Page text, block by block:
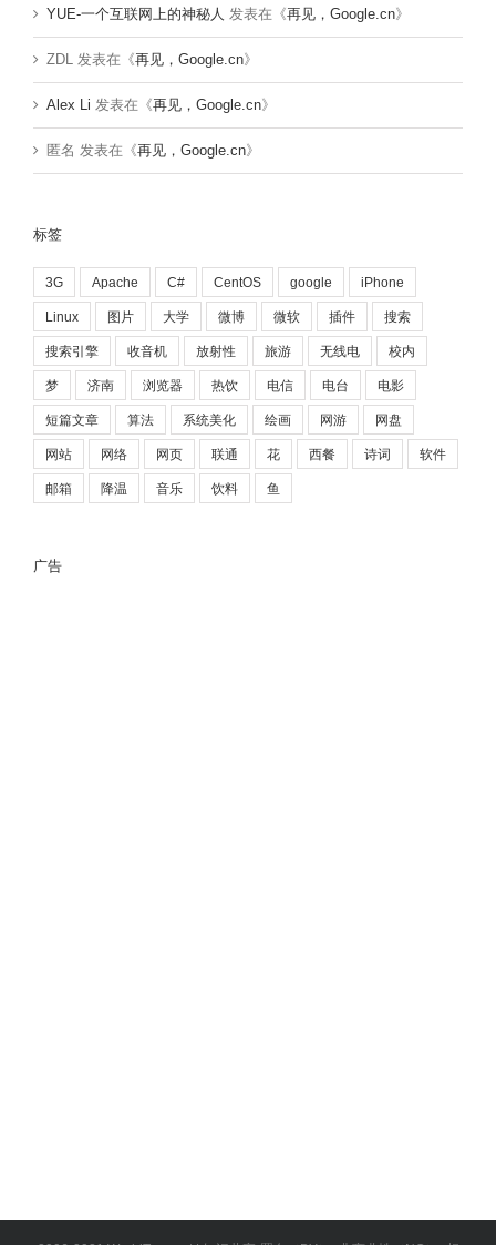
YUE-一个互联网上的神秘人 发表在《再见，Google.cn》
ZDL 发表在《再见，Google.cn》
Alex Li 发表在《再见，Google.cn》
匿名 发表在《再见，Google.cn》
标签
3G Apache C# CentOS google iPhone
Linux 图片 大学 微博 微软 插件 搜索
搜索引擎 收音机 放射性 旅游 无线电 校内
梦 济南 浏览器 热饮 电信 电台 电影
短篇文章 算法 系统美化 绘画 网游 网盘
网站 网络 网页 联通 花 西餐 诗词 软件
邮箱 降温 音乐 饮料 鱼
广告